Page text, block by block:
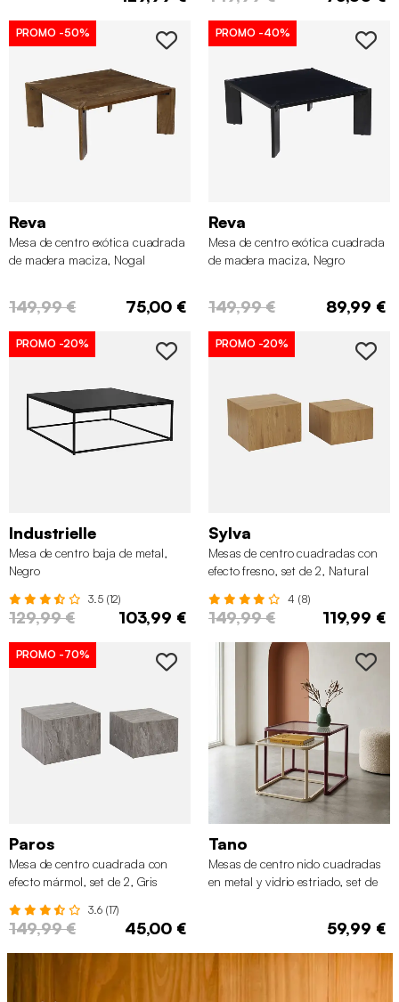
PROMO -50%
Reva
Mesa de centro exótica cuadrada
de madera maciza, Nogal
149,99 € 75,00 €
PROMO -40%
Reva
Mesa de centro exótica cuadrada
de madera maciza, Negro
149,99 € 89,99 €
PROMO -20%
Industrielle
Mesa de centro baja de metal,
Negro
3.5 (12)
129,99 € 103,99 €
PROMO -20%
Sylva
Mesas de centro cuadradas con
efecto fresno, set de 2, Natural
4 (8)
149,99 € 119,99 €
PROMO -70%
Paros
Mesa de centro cuadrada con
efecto mármol, set de 2, Gris
3.6 (17)
149,99 € 45,00 €
Tano
Mesas de centro nido cuadradas
en metal y vidrio estriado, set de
59,99 €